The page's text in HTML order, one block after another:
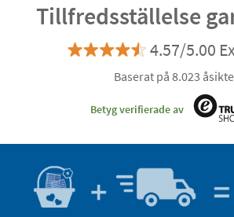
Tillfredsställelse
4.57/5.00
Baserat på 8.023
Betyg verifierade av